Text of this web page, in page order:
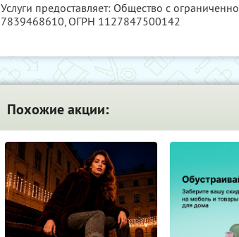
Услуги предоставляет: Общество с
7839468610, ОГРН 1127847500142
Похожие акции: